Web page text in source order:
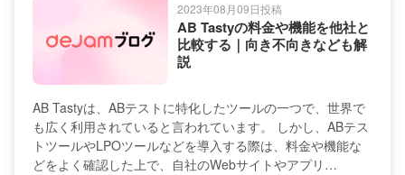
2023年08月09日投稿
AB Tastyの料金や機能を他社と
比較する｜向き不向きなども解
説
AB Tastyは、ABテストに特化したツールの一つで、世界で
も広く利用されていると言われています。 しかし、ABテス
トツールやLPOツールなどを導入する際は、料金や機能な
どをよく確認した上で、自社のWebサイトやアプリ…